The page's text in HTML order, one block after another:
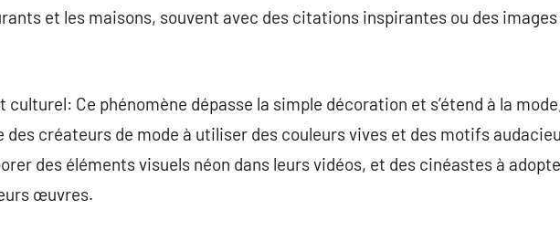
et les maisons, souvent avec des citations inspirantes ou des
culturel: Ce phénomène dépasse la simple décoration et s’étend à la
des créateurs de mode à utiliser des couleurs vives et des motifs
des éléments visuels néon dans leurs vidéos, et des cinéastes à
œuvres.